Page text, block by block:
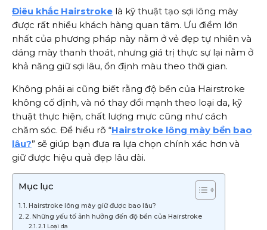
Điêu khắc Hairstroke là kỹ thuật tạo sợi lông mày
được rất nhiều khách hàng quan tâm. Ưu điểm lớn
nhất của phương pháp này nằm ở vẻ đẹp tự nhiên và
dáng mày thanh thoát, nhưng giá trị thực sự lại nằm ở
khả năng giữ sợi lâu, ổn định màu theo thời gian.
Không phải ai cũng biết rằng độ bền của Hairstroke
không cố định, và nó thay đổi mạnh theo loại da, kỹ
thuật thực hiện, chất lượng mực cũng như cách
chăm sóc. Để hiểu rõ “Hairstroke lông mày bền bao
lâu?” sẽ giúp bạn đưa ra lựa chọn chính xác hơn và
giữ được hiệu quả đẹp lâu dài.
Mục lục
1. Hairstroke lông mày giữ được bao lâu?
2. Những yếu tố ảnh hưởng đến độ bền của Hairstroke
2.1 Loại da